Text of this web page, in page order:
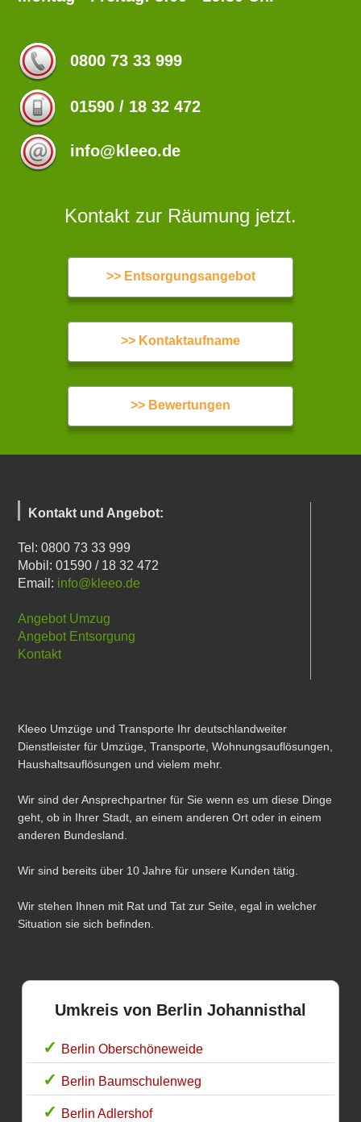
0800 73 33 999
01590 / 18 32 472
info@kleeo.de
Kontakt zur Räumung jetzt.
>> Entsorgungsangebot
>> Kontaktaufname
>> Bewertungen
Kontakt und Angebot:
Tel: 0800 73 33 999
Mobil: 01590 / 18 32 472
Email: info@kleeo.de
Angebot Umzug
Angebot Entsorgung
Kontakt
Kleeo Umzüge und Transporte Ihr deutschlandweiter
Dienstleister für Umzüge, Transporte, Wohnungsauflösungen,
Haushaltsauflösungen und vielem mehr.
Wir sind der Ansprechpartner für Sie wenn es um diese Dinge
geht, ob in Ihrer Stadt, an einem anderen Ort oder in einem
anderen Bundesland.
Wir sind bereits über 10 Jahre für unsere Kunden tätig.
Wir stehen Ihnen mit Rat und Tat zur Seite, egal in welcher
Situation sie sich befinden.
Umkreis von Berlin Johannisthal
Berlin Oberschöneweide
Berlin Baumschulenweg
Berlin Adlershof